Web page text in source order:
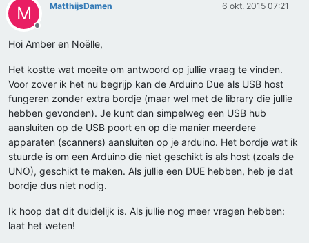
M
Offline
MatthijsDamen 6 okt. 2015 07:21
Hoi Amber en Noëlle,
Het kostte wat moeite om antwoord op jullie vraag te vinden.
Voor zover ik het nu begrijp kan de Arduino Due als USB host
fungeren zonder extra bordje (maar wel met de library die jullie
hebben gevonden). Je kunt dan simpelweg een USB hub
aansluiten op de USB poort en op die manier meerdere
apparaten (scanners) aansluiten op je arduino. Het bordje wat ik
stuurde is om een Arduino die niet geschikt is als host (zoals de
UNO), geschikt te maken. Als jullie een DUE hebben, heb je dat
bordje dus niet nodig.
Ik hoop dat dit duidelijk is. Als jullie nog meer vragen hebben:
laat het weten!